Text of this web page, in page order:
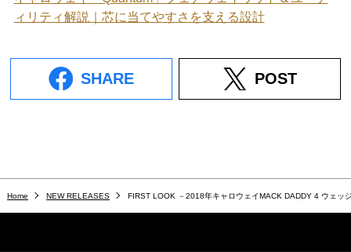
ィリティ解説｜芯に当てやすさを支える設計
SHARE POST
Home NEW RELEASES FIRST LOOK －2018年キャロウェイMACK DADDY 4 ウェッ